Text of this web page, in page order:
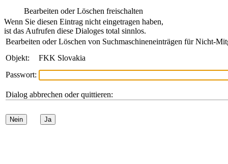
Bearbeiten oder Löschen freischalten
Wenn Sie diesen Eintrag nicht eingetragen haben,
ist das Aufrufen diese Dialoges total sinnlos.
Bearbeiten oder Löschen von Suchmaschineneinträgen für Nicht-
Objekt:
FKK Slovakia
Passwort:
Dialog abbrechen oder quittieren:
Nein Ja